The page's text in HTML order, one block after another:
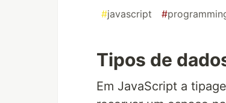
#javascript #
Tipos de
Em JavaScript a